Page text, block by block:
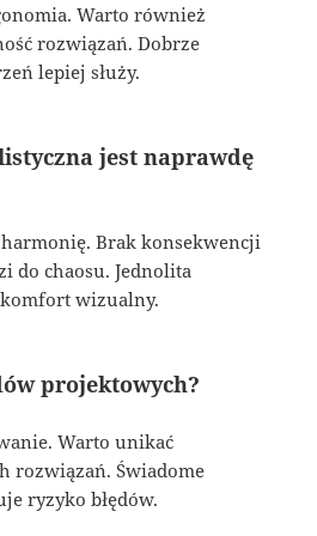
Warto również
rozwiązań. Dobrze
lepiej służy.
jest naprawdę
harmonię. Brak konsekwencji
do chaosu. Jednolita
wizualny.
projektowych?
Warto unikać
rozwiązań. Świadome
ryzyko błędów.